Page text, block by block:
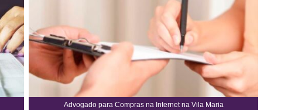
Advogado para Compras na Internet na Vila Maria